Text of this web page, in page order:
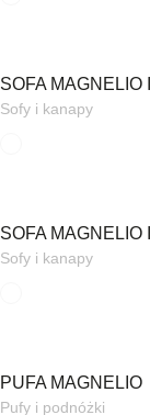
SOFA MAGNELIO III
Sofy i kanapy
SOFA MAGNELIO II
Sofy i kanapy
PUFA MAGNELIO
Pufy i podnóżki